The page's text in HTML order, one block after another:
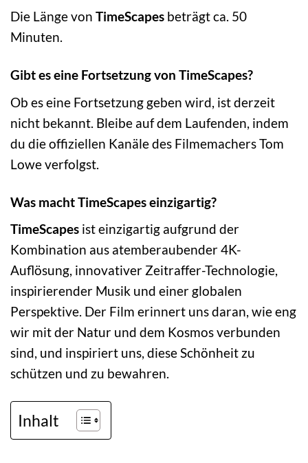
Die Länge von TimeScapes beträgt ca. 50
Minuten.
Gibt es eine Fortsetzung von TimeScapes?
Ob es eine Fortsetzung geben wird, ist derzeit
nicht bekannt. Bleibe auf dem Laufenden, indem
du die offiziellen Kanäle des Filmemachers Tom
Lowe verfolgst.
Was macht TimeScapes einzigartig?
TimeScapes ist einzigartig aufgrund der
Kombination aus atemberaubender 4K-
Auflösung, innovativer Zeitraffer-Technologie,
inspirierender Musik und einer globalen
Perspektive. Der Film erinnert uns daran, wie eng
wir mit der Natur und dem Kosmos verbunden
sind, und inspiriert uns, diese Schönheit zu
schützen und zu bewahren.
Inhalt